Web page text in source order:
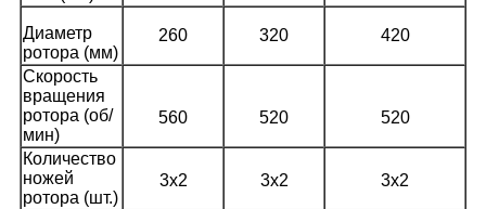
Диаметр
ротора (мм)
260 320 420
Скорость
вращения
ротора (об/
мин)
560 520 520
Количество
ножей
ротора (шт.)
3x2 3x2 3x2